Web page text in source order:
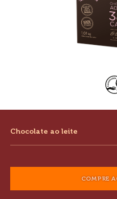
information
Chocolate ao leite
COMPRE